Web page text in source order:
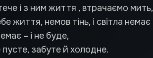
і з ним життя , втрачаємо мить,
життя, немов тінь, і світла немає
– і не буде,
забуте й холодне.